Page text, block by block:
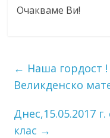
Очакваме Ви!
← Наша гордост
Великденско
Днес,15.05.2017
клас →